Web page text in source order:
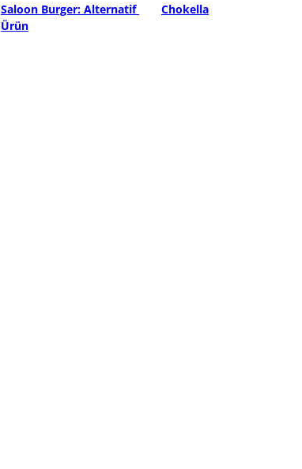
Saloon Burger: Alternatif
Ürün
Chokella